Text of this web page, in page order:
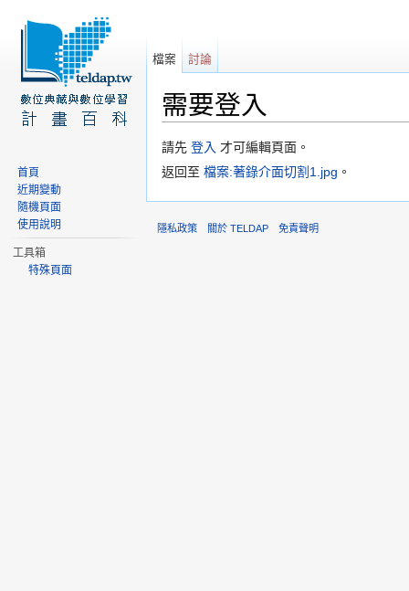
需要登入
請先 登入 才可編輯頁面。
返回至 檔案:著錄介面切割1.jpg 。
檔案 討論
首頁
近期變動
隨機頁面
使用說明
工具箱
特殊頁面
隱私政策 關於 TELDAP 免責聲明